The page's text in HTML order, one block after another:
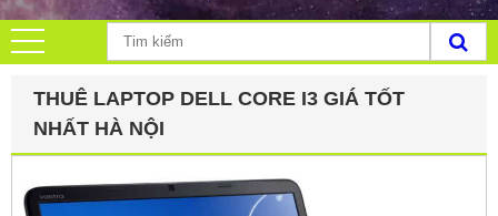
THUÊ LAPTOP DELL CORE I3 GIÁ TỐT
NHẤT HÀ NỘI